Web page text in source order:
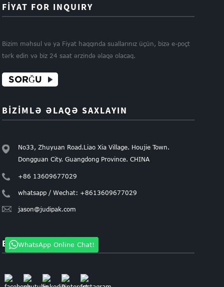
FIYAT FOR INQUIRY
Bizim məhsul və ya Fiyat haqqında suallarınız üçün, bizə e-poçt
tərk edin və biz 24 saat ərzində əlaqə olacaq.
SORĞU
BIZIMLƏ ƏLAQƏ SAXLAYIN
No33, Zhuyuan Road.Liao Xia Village. Houjie Town.
Dongguan City. Guangdong Province. CHINA
+86 13609677029
whatsapp / Wechat: +8613609677029
jason@judipak.com
BIZI IZLƏ
WhatsApp Online Chat!